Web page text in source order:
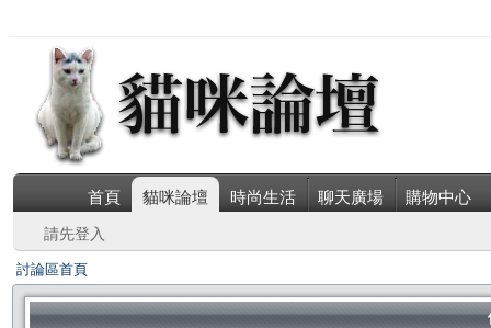
首頁 貓咪論壇 時尚生活 聊天廣場 購物中心
請先登入
討論區首頁